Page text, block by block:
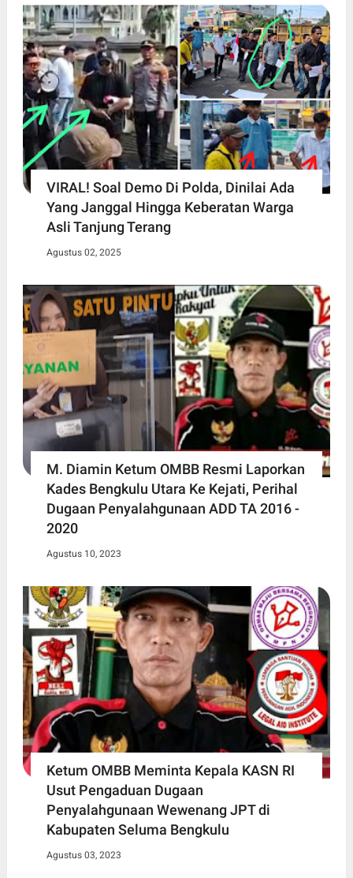
VIRAL! Soal Demo Di Polda, Dinilai Ada
Yang Janggal Hingga Keberatan Warga
Asli Tanjung Terang
Agustus 02, 2025
M. Diamin Ketum OMBB Resmi Laporkan
Kades Bengkulu Utara Ke Kejati, Perihal
Dugaan Penyalahgunaan ADD TA 2016 -
2020
Agustus 10, 2023
Ketum OMBB Meminta Kepala KASN RI
Usut Pengaduan Dugaan
Penyalahgunaan Wewenang JPT di
Kabupaten Seluma Bengkulu
Agustus 03, 2023